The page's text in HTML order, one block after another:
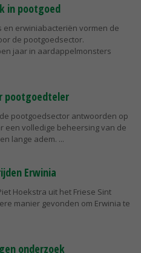
in pootgoed
en erwiniabacteriën vormen de
de pootgoedsector.
jaar in aardappelmonsters
pootgoedteler
pootgoedsector antwoorden op
een volledige beheersing van de
lange adem.
Erwinia
Hoekstra uit het Friese Sint
manier gevonden om Erwinia te
onderzoek